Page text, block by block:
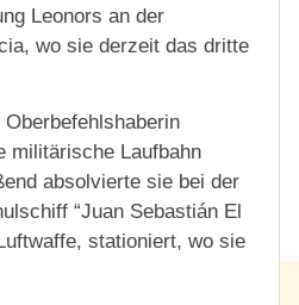
Leonors an der
wo sie derzeit das dritte
militärische Laufbahn
absolvierte sie bei der
“Juan Sebastián El
stationiert, wo sie